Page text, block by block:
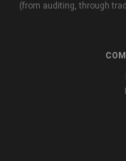
(from auditing, through